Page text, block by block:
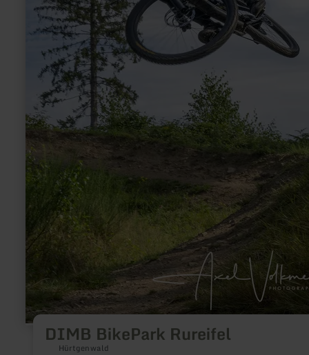
DIMB BikePark Rureifel
Hürtgenwald